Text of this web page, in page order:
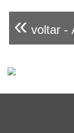
« voltar -